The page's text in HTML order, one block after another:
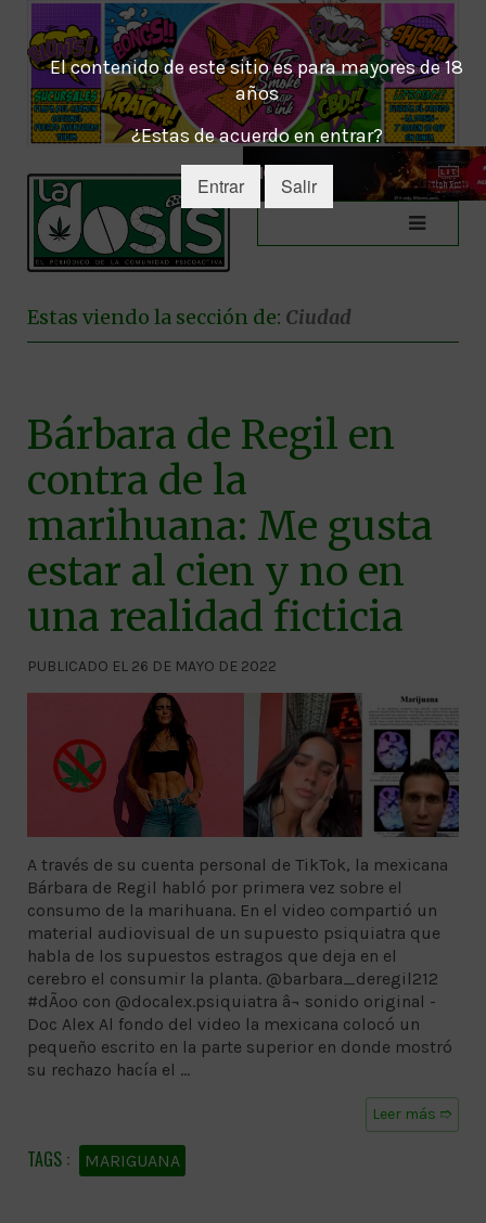
El contenido de este sitio es para mayores de 18
años
¿Estas de acuerdo en entrar?
Entrar Salir
Estas viendo la sección de: Ciudad
Bárbara de Regil en
contra de la
marihuana: Me gusta
estar al cien y no en
una realidad ficticia
PUBLICADO EL 26 DE MAYO DE 2022
A través de su cuenta personal de TikTok, la mexicana
Bárbara de Regil habló por primera vez sobre el
consumo de la marihuana. En el video compartió un
material audiovisual de un supuesto psiquiatra que
habla de los supuestos estragos que deja en el
cerebro el consumir la planta. @barbara_deregil212
#dÃºo con @docalex.psiquiatra â¬ sonido original -
Doc Alex Al fondo del video la mexicana colocó un
pequeño escrito en la parte superior en donde mostró
su rechazo hacía el …
Leer más ➱
MARIGUANA